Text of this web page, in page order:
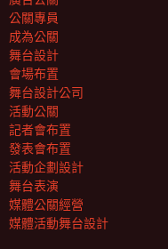
公關專員
成為公關
舞台設計
會場布置
舞台設計公司
活動公關
記者會布置
發表會布置
活動企劃設計
舞台表演
媒體公關經營
媒體活動舞台設計